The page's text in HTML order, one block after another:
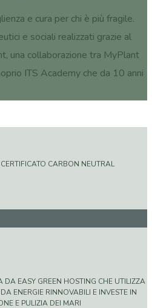
e cura per chi è più fragile.
e sociali realizzati grazie al
una collaborazione tra MyPlant
ITS Academy che da 10 anni
CARBON NEUTRAL
DA EASY GREEN HOSTING CHE UTILIZZA
ENERGIE RINNOVABILI E INVESTE IN
E PULIZIA DEI MARI